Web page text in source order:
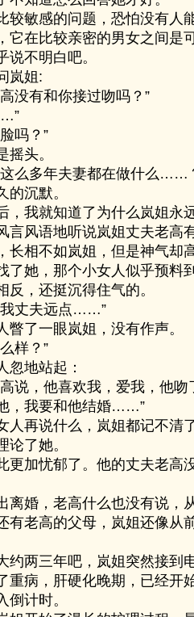
敏感的问题，恐怕没有人
它在比较亲密的男女之间是
说不明白吧。
姐:
有和你接过吻吗？”
吗？”
头。
多年夫妻都在做什么……
沉默。
我就知道了为什么岚姐永
风语地听说岚姐丈夫老高
长相不如岚姐，但是神气却
她，那个小女人似乎预料
反，还挺沉得住气的。
丈夫远点……”
了一眼岚姐，没有作声。
样？”
地站起：
，他喜欢我，爱我，他吻
，我要和他结婚……”
再说什么，岚姐都记不清
论了她。
加忧郁了。他的丈夫老高
婚，老高什么也没有说，
有老高的父母，岚姐还像从
两三年吧，岚姐突然接到
病，肝硬化晚期，已经开
倒计时。